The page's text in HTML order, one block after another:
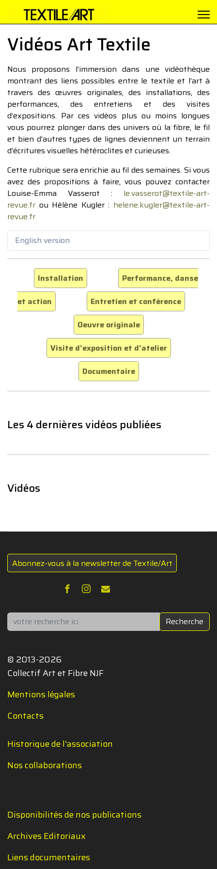
Vidéos Art Textile
Nous proposons l’immersion dans une vidéothèque
montrant des liens possibles entre le textile et l’art à
travers des œuvres originales, des installations, des
performances, des entretiens et des visites
d’expositions. Par ces vidéos plus ou moins longues
vous pourrez plonger dans des univers où la fibre, le fil
et bien d’autres types de lignes deviennent un terrain
d’écritures visuelles hétéroclites et curieuses.
Cette rubrique sera enrichie au fil des semaines. Si vous
avez des propositions à faire, vous pouvez contacter
Louise-Emma Vasserot : le.vasserot@textile-art-
revue.fr ou Hélène Kugler : helene.kugler@textile-art-
revue.fr
English version
Installation
Performance, danse
et action
Entretien et conférence
Oeuvre originale
Visite d'exposition et d'atelier
Documentaire
Les 4 dernières vidéos publiées
Vidéos
Abonnez-vous à la newsletter de Textile/Art
Rechercher Recherche
© 2013-2026
Collectif Art et Fibre NJF
Mentions légales
Contacts
Historique de l'association
Nos collaborations
Disponibilités de nos publications
Archives Editoriaux
Liens documentaires